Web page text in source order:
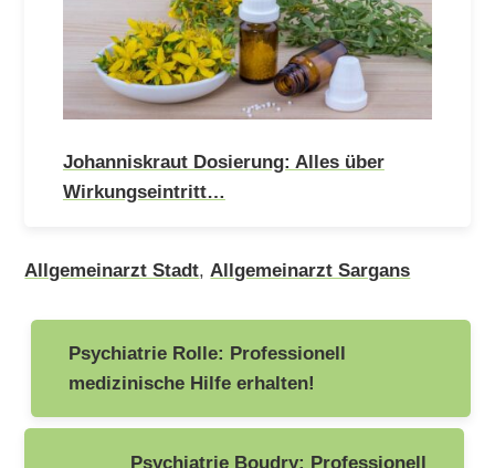
Johanniskraut Dosierung: Alles über
Wirkungseintritt…
Allgemeinarzt Stadt, Allgemeinarzt Sargans
Beitragsnavigation
Psychiatrie Rolle: Professionell
medizinische Hilfe erhalten!
Psychiatrie Boudry: Professionell